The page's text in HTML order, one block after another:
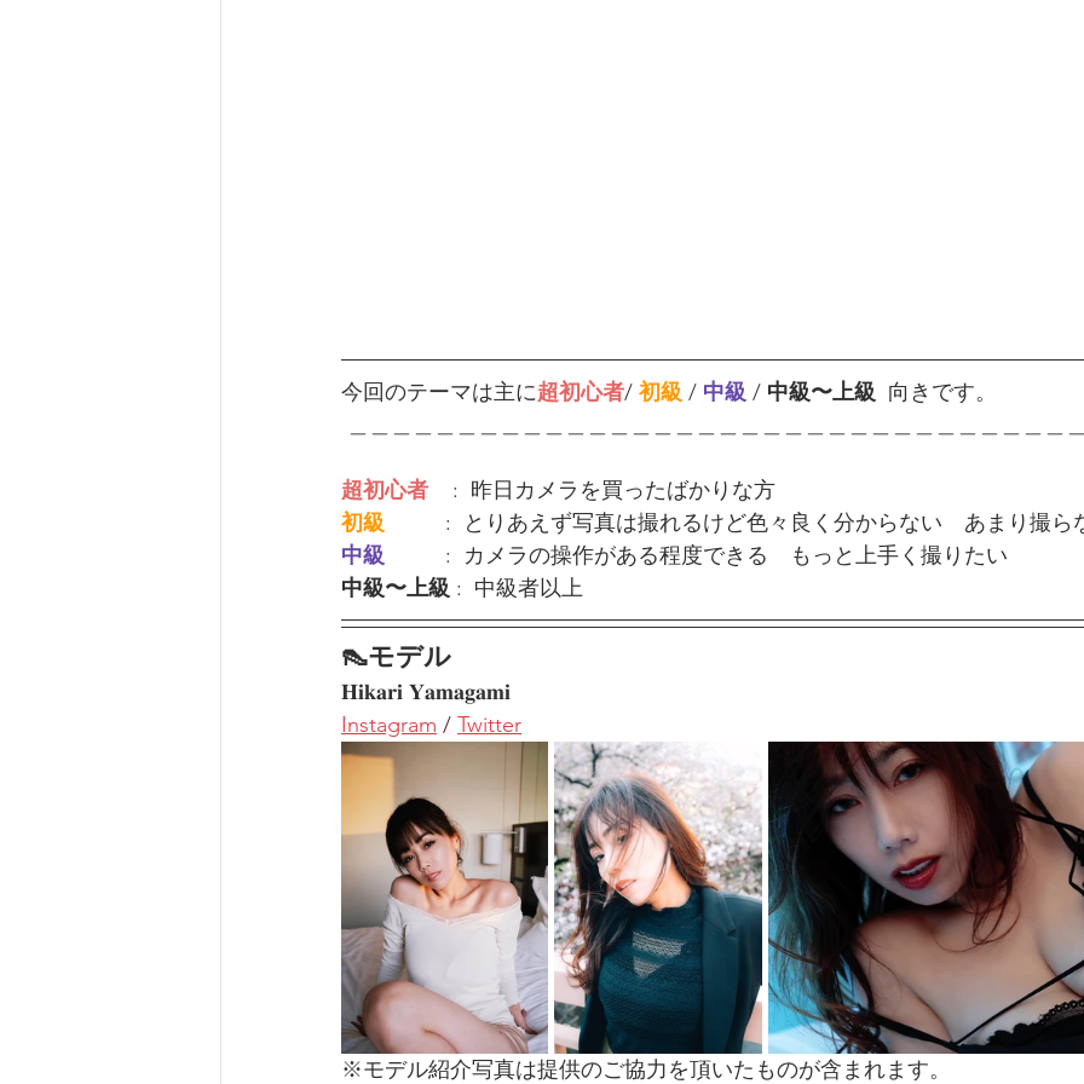
今回のテーマは主に超初心者/ 初級 / 中級 / 中級〜上級 向きです。
超初心者
    :  昨日カメラを買ったばかりな方
初級
:  とりあえず写真は撮れるけど色々良く分からない　あまり撮ら
中級
:  カメラの操作がある程度できる　もっと上手く撮りたい
中級〜上級 :  中級者以上
👠モデル
𝐇𝐢𝐤𝐚𝐫𝐢 𝐘𝐚𝐦𝐚𝐠𝐚𝐦𝐢
Instagram / Twitter
※モデル紹介写真は提供のご協力を頂いたものが含まれます。